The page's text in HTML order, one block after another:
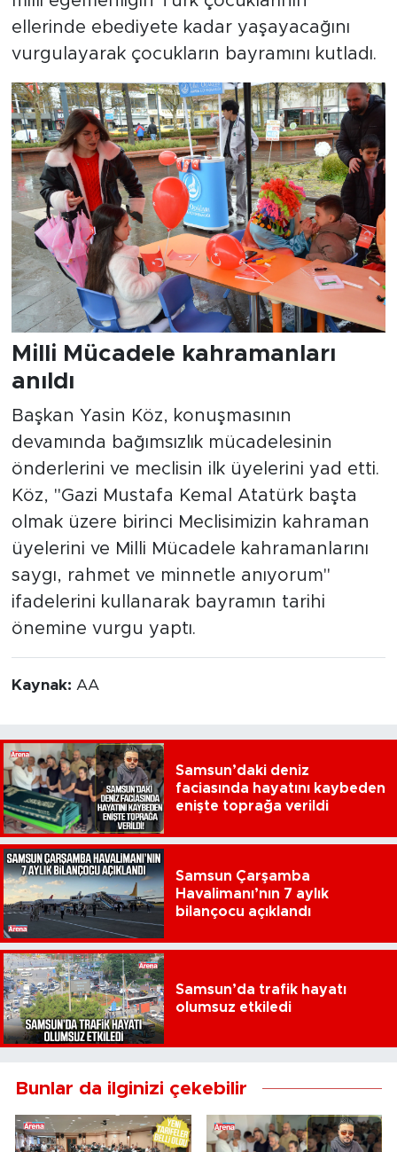
ellerinde ebediyete kadar yaşayacağını
vurgulayarak çocukların bayramını kutladı.
Milli Mücadele kahramanları
anıldı
Başkan Yasin Köz, konuşmasının
devamında bağımsızlık mücadelesinin
önderlerini ve meclisin ilk üyelerini yad etti.
Köz, "Gazi Mustafa Kemal Atatürk başta
olmak üzere birinci Meclisimizin kahraman
üyelerini ve Milli Mücadele kahramanlarını
saygı, rahmet ve minnetle anıyorum"
ifadelerini kullanarak bayramın tarihi
önemine vurgu yaptı.
Kaynak: AA
Samsun’daki deniz
faciasında hayatını kaybeden
enişte toprağa verildi
Samsun Çarşamba
Havalimanı’nın 7 aylık
bilançocu açıklandı
Samsun’da trafik hayatı
olumsuz etkiledi
Bunlar da ilginizi çekebilir